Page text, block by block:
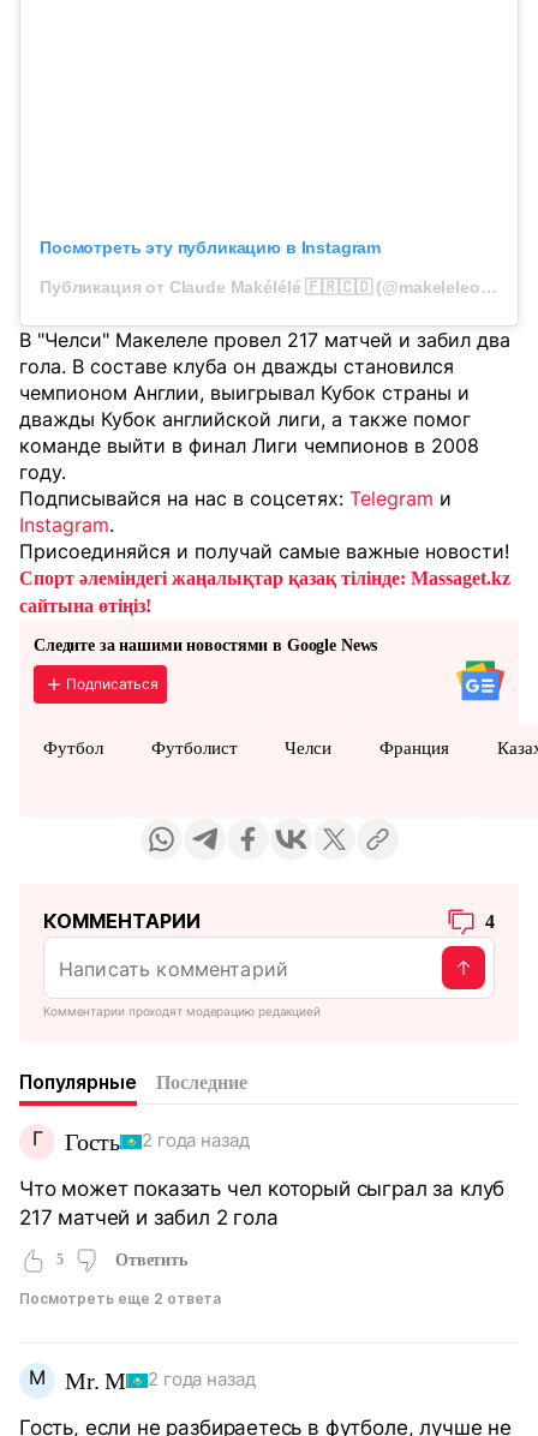
Посмотреть эту публикацию в Instagram
Публикация от Claude Makélélé 🇫🇷🇨🇩 (@makeleleofficial)
В "Челси" Макелеле провел 217 матчей и забил два
гола. В составе клуба он дважды становился
чемпионом Англии, выигрывал Кубок страны и
дважды Кубок английской лиги, а также помог
команде выйти в финал Лиги чемпионов в 2008
году.
Подписывайся на нас в соцсетях: Telegram и
Instagram.
Присоединяйся и получай самые важные новости!
Спорт әлеміндегі жаңалықтар қазақ тілінде: Massaget.kz
сайтына өтіңіз!
Следите за нашими новостями в Google News
Подписаться
Футбол Футболист Челси Франция
КОММЕНТАРИИ 4
Комментарии проходят модерацию редакцией
Популярные Последние
Г Гость 2 года назад
Что может показать чел который сыграл за клуб
217 матчей и забил 2 гола
5 Ответить
Посмотреть еще 2 ответа
M Mr. M 2 года назад
Гость, если не разбираетесь в футболе, лучше не